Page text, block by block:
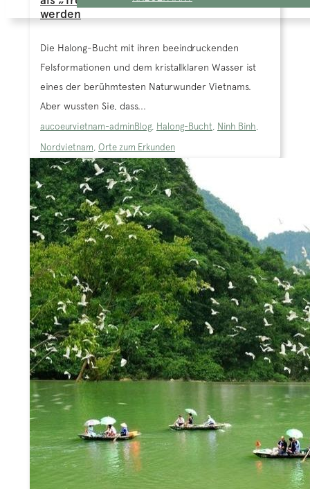
werden
Die Halong-Bucht mit ihren beeindruckenden
Felsformationen und dem kristallklaren Wasser ist
eines der berühmtesten Naturwunder Vietnams.
Aber wussten Sie, dass...
aucoeurvietnam-adminBlog, Halong-Bucht, Ninh Binh,
Nordvietnam, Orte zum Erkunden